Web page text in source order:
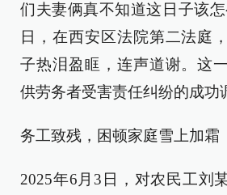
们夫妻俩真不知道这日子该
日，在西安区法院第二法庭
子热泪盈眶，连声道谢。这
供劳务者受害责任纠纷的成功
务工致残，困顿家庭雪上加霜
2025年6月3日，对农民工刘